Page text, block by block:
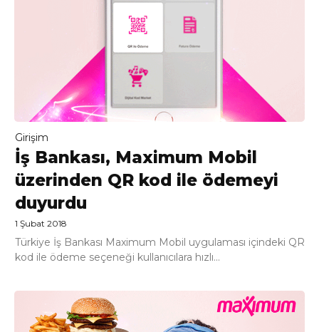
Girişim
İş Bankası, Maximum Mobil
üzerinden QR kod ile ödemeyi
duyurdu
1 Şubat 2018
Türkiye İş Bankası Maximum Mobil uygulaması içindeki QR
kod ile ödeme seçeneği kullanıcılara hızlı...